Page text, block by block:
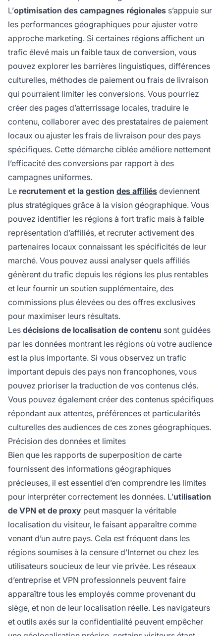
L’optimisation des campagnes régionales s’appuie sur
les performances géographiques pour ajuster votre
approche marketing. Si certaines régions affichent un
trafic élevé mais un faible taux de conversion, vous
pouvez explorer les barrières linguistiques, différences
culturelles, méthodes de paiement ou frais de livraison
qui pourraient limiter les conversions. Vous pourriez
créer des pages d’atterrissage locales, traduire le
contenu, collaborer avec des prestataires de paiement
locaux ou ajuster les frais de livraison pour des pays
spécifiques. Cette démarche ciblée améliore nettement
l’efficacité des conversions par rapport à des
campagnes uniformes.
Le recrutement et la gestion des affiliés deviennent
plus stratégiques grâce à la vision géographique. Vous
pouvez identifier les régions à fort trafic mais à faible
représentation d’affiliés, et recruter activement des
partenaires locaux connaissant les spécificités de leur
marché. Vous pouvez aussi analyser quels affiliés
génèrent du trafic depuis les régions les plus rentables
et leur fournir un soutien supplémentaire, des
commissions plus élevées ou des offres exclusives
pour maximiser leurs résultats.
Les décisions de localisation de contenu sont guidées
par les données montrant les régions où votre audience
est la plus importante. Si vous observez un trafic
important depuis des pays non francophones, vous
pouvez prioriser la traduction de vos contenus clés.
Vous pouvez également créer des contenus spécifiques
répondant aux attentes, préférences et particularités
culturelles des audiences de ces zones géographiques.
Précision des données et limites
Bien que les rapports de superposition de carte
fournissent des informations géographiques
précieuses, il est essentiel d’en comprendre les limites
pour interpréter correctement les données. L’utilisation
de VPN et de proxy peut masquer la véritable
localisation du visiteur, le faisant apparaître comme
venant d’un autre pays. Cela est fréquent dans les
régions soumises à la censure d’Internet ou chez les
utilisateurs soucieux de leur vie privée. Les réseaux
d’entreprise et VPN professionnels peuvent faire
apparaître tous les employés comme provenant du
siège, et non de leur localisation réelle. Les navigateurs
et outils axés sur la confidentialité peuvent empêcher